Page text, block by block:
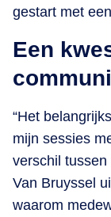
gestart met
Een
“Het
mijn sessies
verschil tussen
Van Bruyssel
waarom